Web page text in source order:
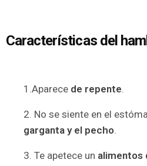
Características del
1.Aparece de repente.
2. No se siente en el
garganta y el pecho.
3. Te apetece un alimentos